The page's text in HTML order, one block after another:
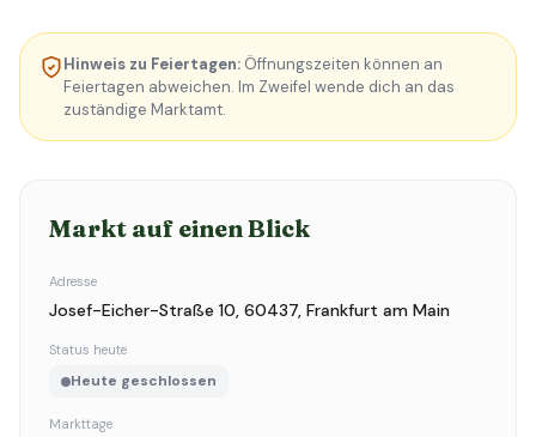
Hinweis zu Feiertagen: Öffnungszeiten können an
Feiertagen abweichen. Im Zweifel wende dich an das
zuständige Marktamt.
Markt auf einen Blick
Adresse
Josef-Eicher-Straße 10, 60437, Frankfurt am Main
Status heute
Heute geschlossen
Markttage